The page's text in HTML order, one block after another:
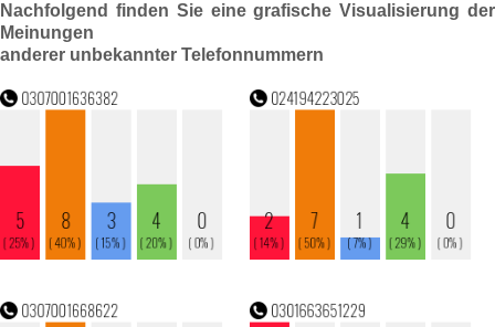
Nachfolgend finden Sie eine grafische Visualisierung der
Meinungen
anderer unbekannter Telefonnummern